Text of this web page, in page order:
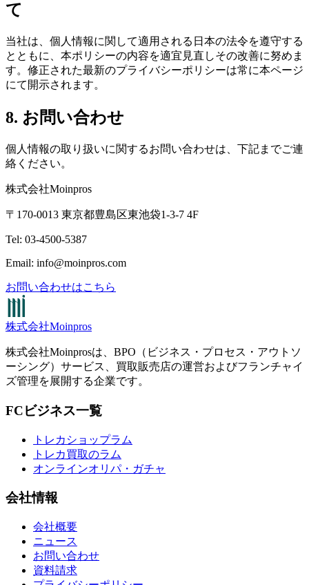
て
当社は、個人情報に関して適用される日本の法令を遵守する
とともに、本ポリシーの内容を適宜見直しその改善に努めま
す。修正された最新のプライバシーポリシーは常に本ページ
にて開示されます。
8. お問い合わせ
個人情報の取り扱いに関するお問い合わせは、下記までご連
絡ください。
株式会社Moinpros
〒170-0013 東京都豊島区東池袋1-3-7 4F
Tel: 03-4500-5387
Email: info@moinpros.com
お問い合わせはこちら
株式会社Moinpros
株式会社Moinprosは、BPO（ビジネス・プロセス・アウトソ
ーシング）サービス、買取販売店の運営およびフランチャイ
ズ管理を展開する企業です。
FCビジネス一覧
トレカショップラム
トレカ買取のラム
オンラインオリパ・ガチャ
会社情報
会社概要
ニュース
お問い合わせ
資料請求